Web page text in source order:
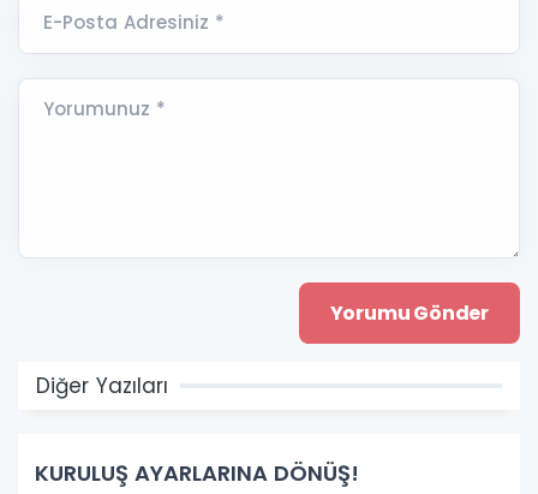
E-Posta Adresiniz *
Yorumunuz *
Diğer Yazıları
KURULUŞ AYARLARINA DÖNÜŞ!